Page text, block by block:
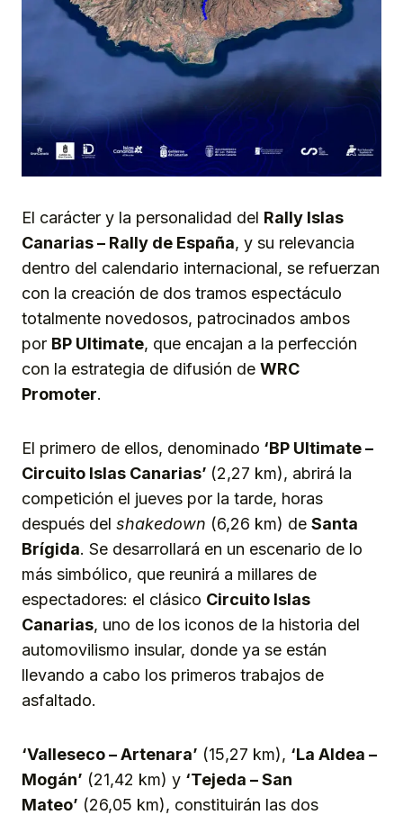
El carácter y la personalidad del Rally Islas
Canarias – Rally de España, y su relevancia
dentro del calendario internacional, se refuerzan
con la creación de dos tramos espectáculo
totalmente novedosos, patrocinados ambos
por BP Ultimate, que encajan a la perfección
con la estrategia de difusión de WRC
Promoter.
El primero de ellos, denominado ‘BP Ultimate –
Circuito Islas Canarias’ (2,27 km), abrirá la
competición el jueves por la tarde, horas
después del shakedown (6,26 km) de Santa
Brígida. Se desarrollará en un escenario de lo
más simbólico, que reunirá a millares de
espectadores: el clásico Circuito Islas
Canarias, uno de los iconos de la historia del
automovilismo insular, donde ya se están
llevando a cabo los primeros trabajos de
asfaltado.
‘Valleseco – Artenara’ (15,27 km), ‘La Aldea –
Mogán’ (21,42 km) y ‘Tejeda – San
Mateo’ (26,05 km), constituirán las dos